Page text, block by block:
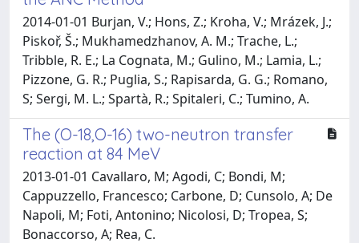
2014-01-01 Burjan, V.; Hons, Z.; Kroha, V.; Mrázek, J.;
Piskoř, Š.; Mukhamedzhanov, A. M.; Trache, L.;
Tribble, R. E.; La Cognata, M.; Gulino, M.; Lamia, L.;
Pizzone, G. R.; Puglia, S.; Rapisarda, G. G.; Romano,
S; Sergi, M. L.; Spartà, R.; Spitaleri, C.; Tumino, A.
The (O-18,O-16) two-neutron transfer
reaction at 84 MeV
2013-01-01 Cavallaro, M; Agodi, C; Bondi, M;
Cappuzzello, Francesco; Carbone, D; Cunsolo, A; De
Napoli, M; Foti, Antonino; Nicolosi, D; Tropea, S;
Bonaccorso, A; Rea, C.